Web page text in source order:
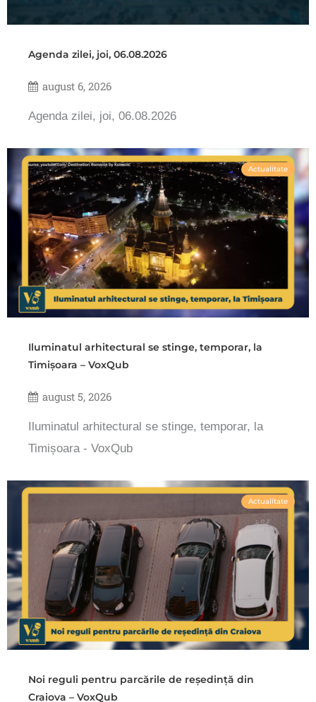
Agenda zilei, joi, 06.08.2026
august 6, 2026
Agenda zilei, joi, 06.08.2026
Actualitate
Iluminatul arhitectural se stinge, temporar, la
Timișoara – VoxQub
august 5, 2026
Iluminatul arhitectural se stinge, temporar, la
Timișoara - VoxQub
Actualitate
Noi reguli pentru parcările de reședință din
Craiova – VoxQub